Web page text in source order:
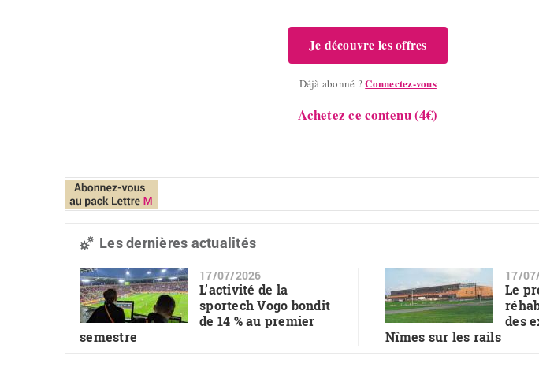
Je découvre les offres
Déjà abonné ?Connectez-vous
Achetez ce contenu (4€)
Les dernières actualités
17/07/2026
L’activité de la
sportech Vogo bondit
de 14 % au premier
semestre
17/
Le
des
Nîmes sur les rails